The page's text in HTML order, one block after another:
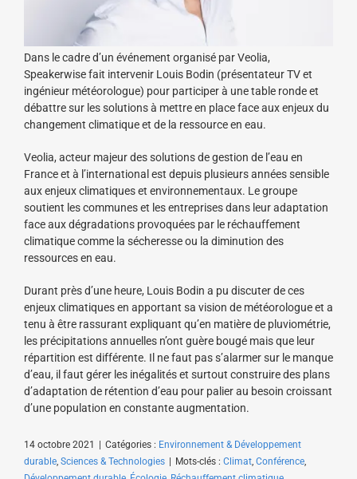
Dans le cadre d’un événement organisé par Veolia,
Speakerwise fait intervenir Louis Bodin (présentateur TV et
ingénieur météorologue) pour participer à une table ronde et
débattre sur les solutions à mettre en place face aux enjeux du
changement climatique et de la ressource en eau.
Veolia, acteur majeur des solutions de gestion de l’eau en
France et à l’international est depuis plusieurs années sensible
aux enjeux climatiques et environnementaux. Le groupe
soutient les communes et les entreprises dans leur adaptation
face aux dégradations provoquées par le réchauffement
climatique comme la sécheresse ou la diminution des
ressources en eau.
Durant près d’une heure, Louis Bodin a pu discuter de ces
enjeux climatiques en apportant sa vision de météorologue et a
tenu à être rassurant expliquant qu’en matière de pluviométrie,
les précipitations annuelles n’ont guère bougé mais que leur
répartition est différente. Il ne faut pas s’alarmer sur le manque
d’eau, il faut gérer les inégalités et surtout construire des plans
d’adaptation de rétention d’eau pour palier au besoin croissant
d’une population en constante augmentation.
14 octobre 2021 | Catégories : Environnement & Développement
durable Sciences & Technologies | Mots-clés : Climat Conférence